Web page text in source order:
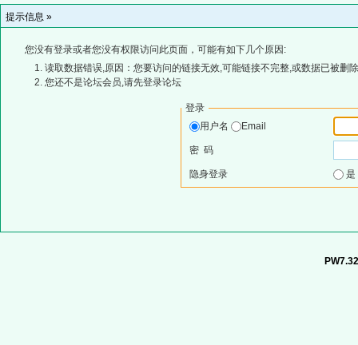
提示信息 »
您没有登录或者您没有权限访问此页面，可能有如下几个原因:
读取数据错误,原因：您要访问的链接无效,可能链接不完整,或数据已被删
您还不是论坛会员,请先登录论坛
登录
用户名
Email
密 码
隐身登录